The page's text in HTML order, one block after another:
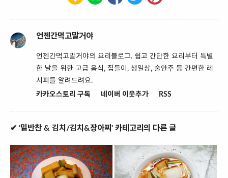
언젠간먹고말거야
언젠간먹고말거야의 요리블로그. 쉽고 간단한 요리부터 특별
한 날을 위한 고급 음식, 집들이, 생일상, 술안주 등 간편한 레
시피를 알려드려요.
카카오스토리 구독
네이버 이웃추가 RSS
✔ '밑반찬 & 김치/김치&장아찌' 카테고리의 다른 글